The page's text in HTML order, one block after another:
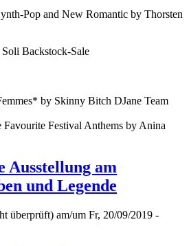
Pop and New Romantic by Thorsten
Backstock-Sale
by Skinny Bitch DJane Team
Festival Anthems by Anina
am
und Legende
überprüft) am/um Fr, 20/09/2019 -